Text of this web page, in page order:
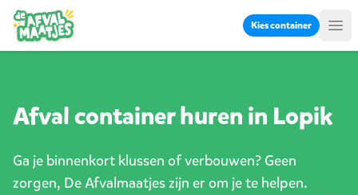
Kies container
Afval container huren in Lopik
Ga je binnenkort klussen of verbouwen? Geen
zorgen, De Afvalmaatjes zijn er om je te helpen.